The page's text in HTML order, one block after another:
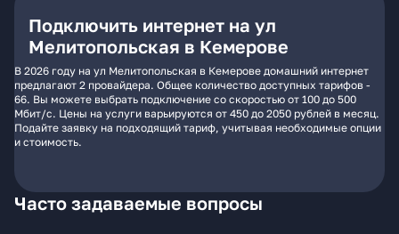
Подключить интернет на ул
Мелитопольская в Кемерове
В 2026 году на ул Мелитопольская в Кемерове домашний интернет
предлагают 2 провайдера. Общее количество доступных тарифов -
66. Вы можете выбрать подключение со скоростью от 100 до 500
Мбит/с. Цены на услуги варьируются от 450 до 2050 рублей в месяц.
Подайте заявку на подходящий тариф, учитывая необходимые опции
и стоимость.
Часто задаваемые вопросы